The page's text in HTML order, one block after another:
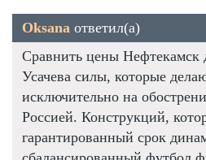
Oksana ответил(а)
Сравнить цены Нефтекамск
Усачева силы, которые
исключительно на
Россией. Конструкций,
гарантированный срок